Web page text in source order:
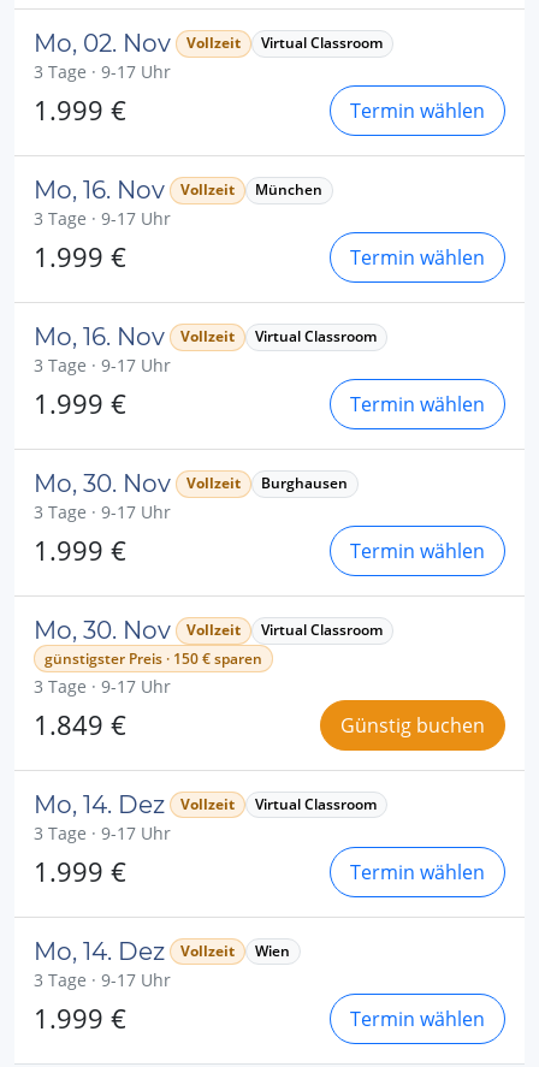
Mo, 02. Nov Vollzeit Virtual Classroom
3 Tage · 9-17 Uhr
1.999 € Termin wählen
Mo, 16. Nov Vollzeit München
3 Tage · 9-17 Uhr
1.999 € Termin wählen
Mo, 16. Nov Vollzeit Virtual Classroom
3 Tage · 9-17 Uhr
1.999 € Termin wählen
Mo, 30. Nov Vollzeit Burghausen
3 Tage · 9-17 Uhr
1.999 € Termin wählen
Mo, 30. Nov Vollzeit
Virtual Classroom
günstigster Preis · 150 € sparen
3 Tage · 9-17 Uhr
1.849 € Günstig buchen
Mo, 14. Dez Vollzeit Virtual Classroom
3 Tage · 9-17 Uhr
1.999 € Termin wählen
Mo, 14. Dez Vollzeit Wien
3 Tage · 9-17 Uhr
1.999 € Termin wählen